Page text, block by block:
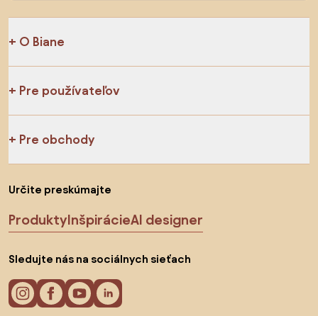
O Biane
Pre používateľov
Pre obchody
Určite preskúmajte
ProduktyInšpirácieAI designer
Sledujte nás na sociálnych sieťach